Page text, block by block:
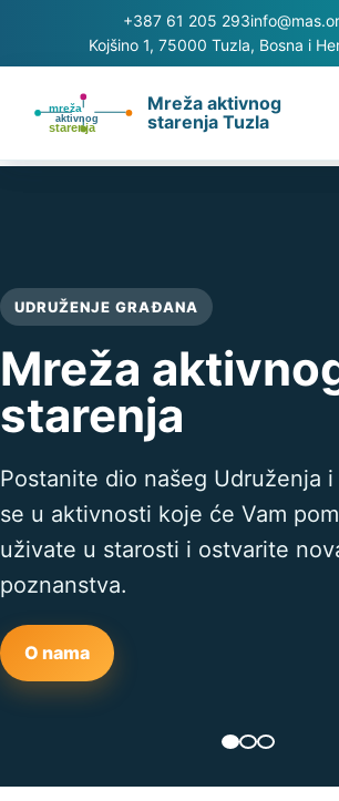
+387 61 205 293
Kojšino 1, 75000 Tuzla, Bosna i
Mreža aktivnog
starenja Tuzla
UDRUŽENJE GRAĐANA
Mreža
starenja
Postanite dio našeg Udruženja
se u aktivnosti koje će Vam
uživate u starosti i ostvarite
poznanstva.
O nama